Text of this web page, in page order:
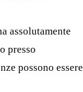
assolutamente
presso
possono essere